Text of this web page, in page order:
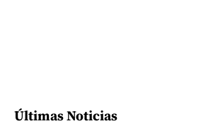
Últimas Noticias